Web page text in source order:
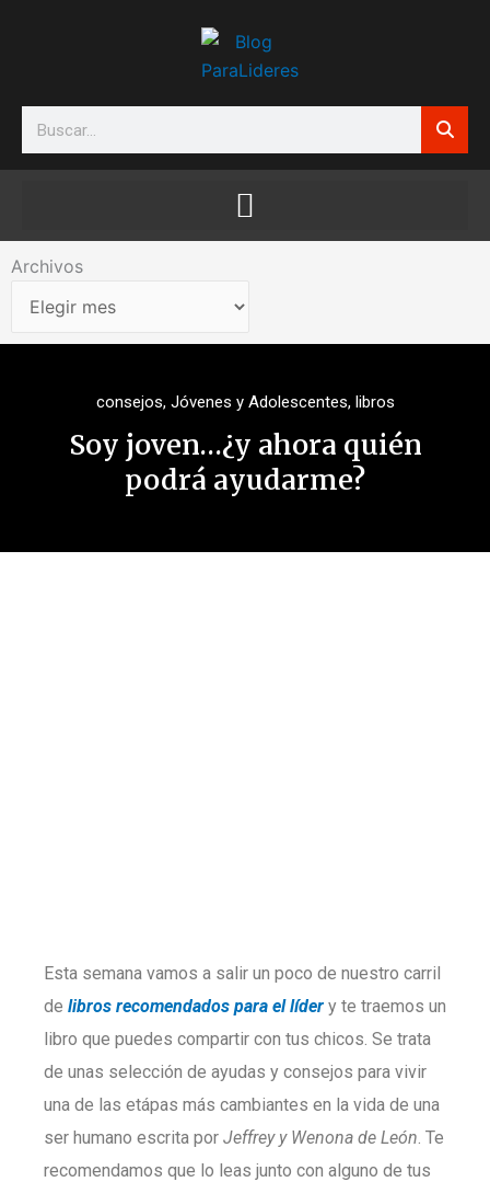
Search
Archivos
Archivos
consejos, Jóvenes y Adolescentes, libros
Soy joven…¿y ahora quién
podrá ayudarme?
Esta semana vamos a salir un poco de nuestro carril
de libros recomendados para el líder y te traemos un
libro que puedes compartir con tus chicos. Se trata
de unas selección de ayudas y consejos para vivir
una de las etápas más cambiantes en la vida de una
ser humano escrita por Jeffrey y Wenona de León. Te
recomendamos que lo leas junto con alguno de tus